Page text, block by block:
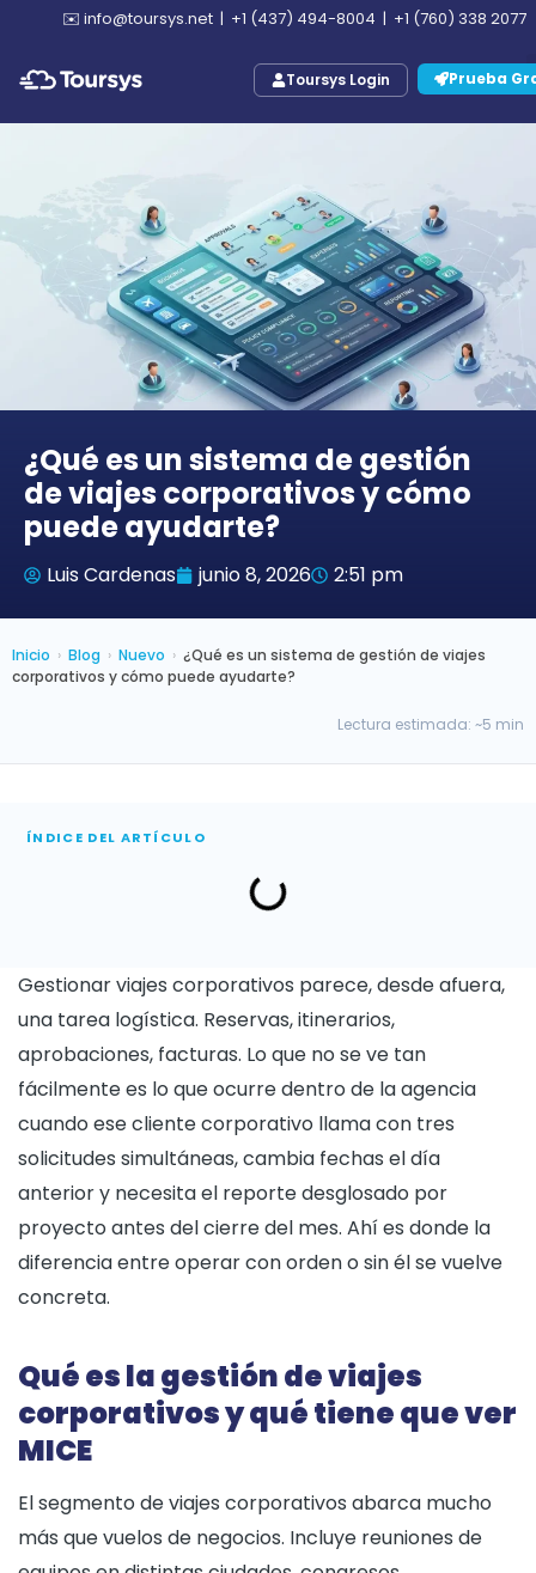
✉️ info@toursys.net | +1 (437) 494-8004 | +1 (760) 338 2077
Toursys Login Prueba
¿Qué es un sistema de gestión
de viajes corporativos y cómo
puede ayudarte?
Luis Cardenas junio 8, 2026 2:51 pm
Inicio › Blog › Nuevo › ¿Qué es un sistema de gestión de viajes
corporativos y cómo puede ayudarte?
Lectura estimada: ~5 min
ÍNDICE DEL ARTÍCULO
Gestionar viajes corporativos parece, desde afuera,
una tarea logística. Reservas, itinerarios,
aprobaciones, facturas. Lo que no se ve tan
fácilmente es lo que ocurre dentro de la agencia
cuando ese cliente corporativo llama con tres
solicitudes simultáneas, cambia fechas el día
anterior y necesita el reporte desglosado por
proyecto antes del cierre del mes. Ahí es donde la
diferencia entre operar con orden o sin él se vuelve
concreta.
Qué es la gestión de viajes
corporativos y qué tiene que ver
MICE
El segmento de viajes corporativos abarca mucho
más que vuelos de negocios. Incluye reuniones de